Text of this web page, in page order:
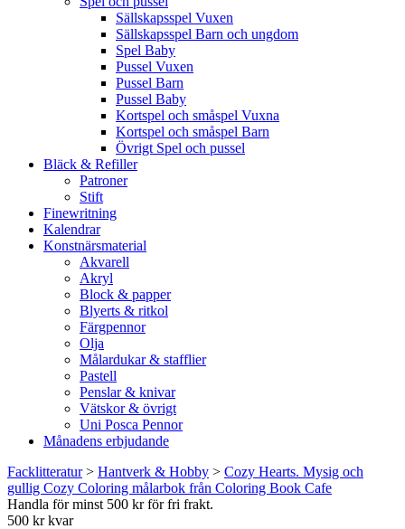
Sällskapsspel Vuxen
Sällskapsspel Barn och ungdom
Spel Baby
Pussel Vuxen
Pussel Barn
Pussel Baby
Kortspel och småspel Vuxna
Kortspel och småspel Barn
Övrigt Spel och pussel
Bläck & Refiller
Patroner
Stift
Finewritning
Kalendrar
Konstnärsmaterial
Akvarell
Akryl
Block & papper
Blyerts & ritkol
Färgpennor
Olja
Målardukar & stafflier
Pastell
Penslar & knivar
Vätskor & övrigt
Uni Posca Pennor
Månadens erbjudande
Facklitteratur> Hantverk & Hobby > Cozy Hearts. Mysig och
gullig Cozy Coloring målarbok från Coloring Book Cafe
Handla för minst 500 kr för fri frakt.
500 kr kvar